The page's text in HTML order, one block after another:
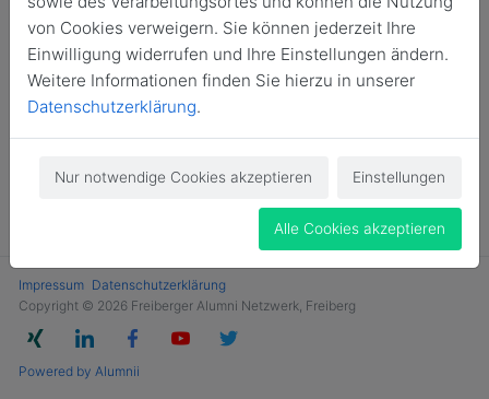
Impressum Datenschutzerklärung
Copyright © 2026 Freiberger Alumni Netzwerk, Freiberg
Powered by Alumnii
von Cookies verweigern. Sie können jederzeit Ihre
Einwilligung widerrufen und Ihre Einstellungen ändern.
Weitere Informationen finden Sie hierzu in unserer
Datenschutzerklärung.
Nur notwendige Cookies akzeptieren Einstellungen
Alle Cookies akzeptieren